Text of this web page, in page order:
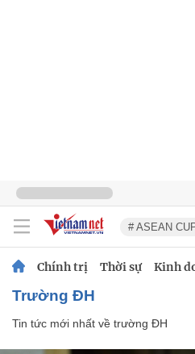
# ASEAN
Chính trị Thời sự Kinh
trường ĐH
Tin tức mới nhất về trường ĐH